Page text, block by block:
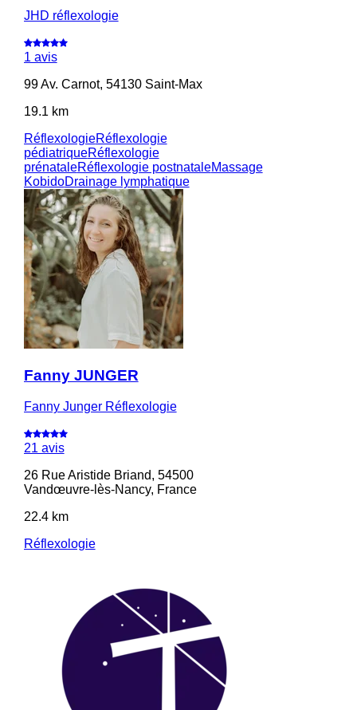
JHD réflexologie
1 avis
99 Av. Carnot, 54130 Saint-Max
19.1 km
RéflexologieRéflexologie
pédiatriqueRéflexologie
prénataleRéflexologie postnataleMassage
KobidoDrainage lymphatique
Fanny JUNGER
Fanny Junger Réflexologie
21 avis
26 Rue Aristide Briand, 54500
Vandœuvre-lès-Nancy, France
22.4 km
Réflexologie